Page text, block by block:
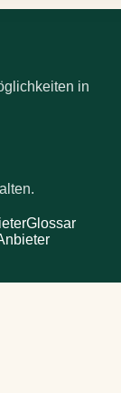
in
Glossar